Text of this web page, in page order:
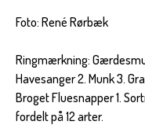
Foto: René Rørbæk
Ringmærkning:
Havesanger 2. Munk 3.
Broget Fluesnapper 1.
fordelt på 12 arter.